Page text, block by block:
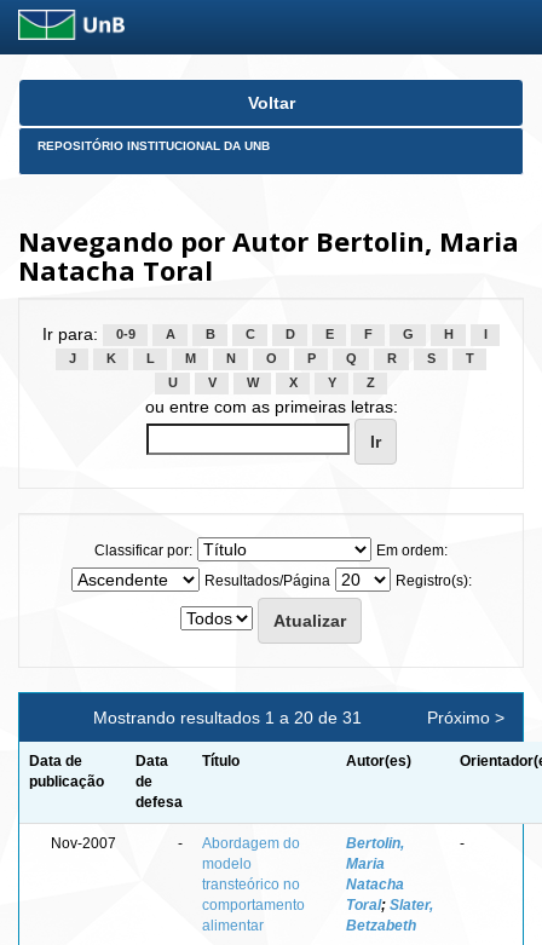
Skip
Voltar
REPOSITÓRIO INSTITUCIONAL DA UNB
Navegando por Autor Bertolin, Maria
Natacha Toral
Ir para: 0-9 A B C D E F G H
J
K L M N O P Q R S
T
U
V W X Y Z
ou entre com as primeiras letras:
Classificar por:
Em ordem:
Resultados/Página
Registro(s):
Mostrando resultados 1 a 20 de 31 Próximo >
Data de
publicação
Data
de
defesa
Título Autor(es)
Nov-2007 -
Abordagem do
modelo
transteórico no
comportamento
alimentar
Bertolin,
Maria
Natacha
Toral; Slater,
Betzabeth
-